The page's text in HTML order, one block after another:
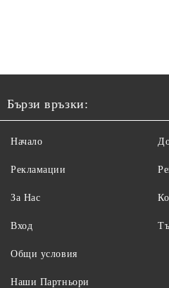
Бързи връзки:
Начало
Рекламации
За Нас
Вход
Общи условия
Наши Партньори